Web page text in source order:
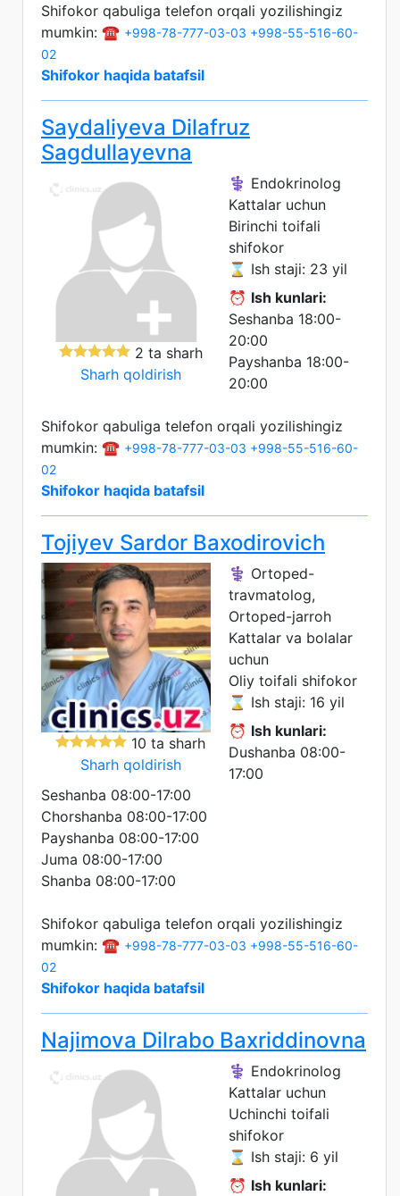
Shifokor qabuliga telefon orqali yozilishingiz
mumkin: ☎️ +998-78-777-03-03 +998-55-516-60-
02
Shifokor haqida batafsil
Saydaliyeva Dilafruz
Sagdullayevna
2 ta sharh
Sharh qoldirish
⚕️ Endokrinolog
Kattalar uchun
Birinchi toifali
shifokor
⌛ Ish staji: 23 yil
⏰ Ish kunlari:
Seshanba 18:00-
20:00
Payshanba 18:00-
20:00
Shifokor qabuliga telefon orqali yozilishingiz
mumkin: ☎️ +998-78-777-03-03 +998-55-516-60-
02
Shifokor haqida batafsil
Tojiyev Sardor Baxodirovich
10 ta sharh
Sharh qoldirish
⚕️ Ortoped-
travmatolog,
Ortoped-jarroh
Kattalar va bolalar
uchun
Oliy toifali shifokor
⌛ Ish staji: 16 yil
⏰ Ish kunlari:
Dushanba 08:00-
17:00
Seshanba 08:00-17:00
Chorshanba 08:00-17:00
Payshanba 08:00-17:00
Juma 08:00-17:00
Shanba 08:00-17:00
Shifokor qabuliga telefon orqali yozilishingiz
mumkin: ☎️ +998-78-777-03-03 +998-55-516-60-
02
Shifokor haqida batafsil
Najimova Dilrabo Baxriddinovna
⚕️ Endokrinolog
Kattalar uchun
Uchinchi toifali
shifokor
⌛ Ish staji: 6 yil
⏰ Ish kunlari: